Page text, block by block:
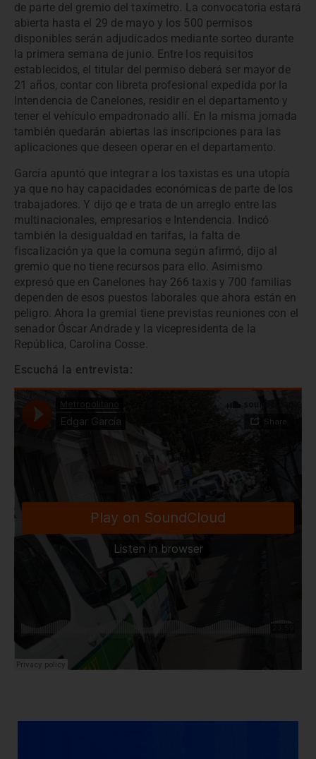
de parte del gremio del taxímetro. La convocatoria estará
abierta hasta el 29 de mayo y los 500 permisos
disponibles serán adjudicados mediante sorteo durante
la primera semana de junio. Entre los requisitos
establecidos, el titular del permiso deberá ser mayor de
21 años, contar con libreta profesional expedida por la
Intendencia de Canelones, residir en el departamento y
tener el vehículo empadronado allí. En la misma jornada
también quedarán abiertas las inscripciones para las
aplicaciones que deseen operar en el departamento.
García apuntó que integrar a los taxistas es una utopía
ya que no hay capacidades económicas de parte de los
trabajadores. Y dijo qe e trata de un arreglo entre las
multinacionales, empresarios e Intendencia. Indicó
también la desigualdad en tarifas, la falta de
fiscalización ya que la comuna según afirmó, dijo al
gremio que no tiene recursos para ello. Asimismo
expresó que en Canelones hay 266 taxis y 700 familias
dependen de esos puestos laborales que ahora están en
peligro. Ahora la gremial tiene previstas reuniones con el
senador Óscar Andrade y la vicepresidenta de la
República, Carolina Cosse.
Escuchá la entrevista: